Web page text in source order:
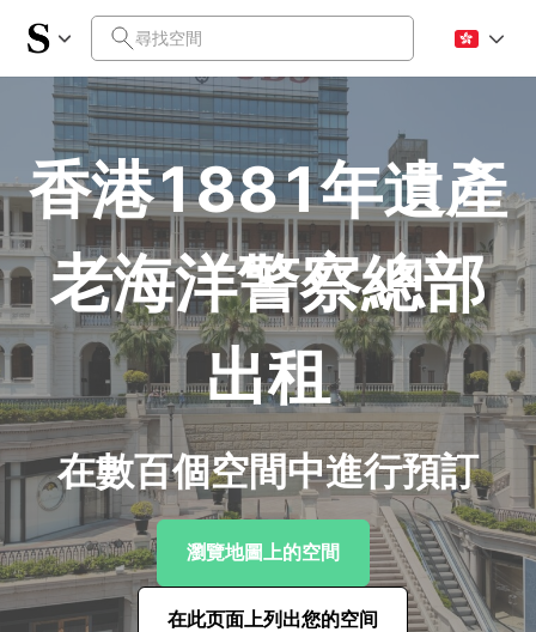
香港1881年遺產
老海洋警察總部
出租
在數百個空間中進行預訂
瀏覽地圖上的空間
在此页面上列出您的空间